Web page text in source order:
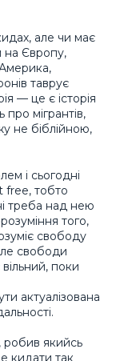
але чи має
на Європу,
таврує
— це є історія
про мігрантів,
не біблійною,
і сьогодні
free, тобто
треба над нею
того,
свободу
свободи
поки
актуалізована
робив якийсь
кидати так